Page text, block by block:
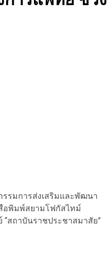
รมการส่งเสริมและพัฒนา
อพิมพ์สยามโฟกัสไทม์
สถาบันราชประชาสมาสัย”